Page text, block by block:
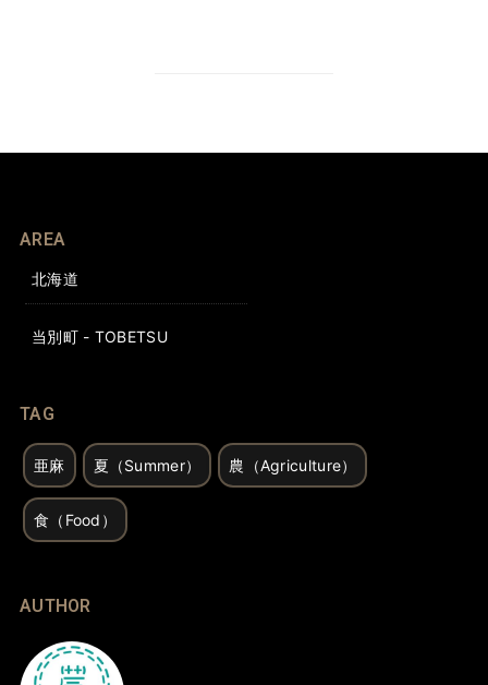
AREA
北海道
当別町 - TOBETSU
TAG
亜麻 夏（Summer） 農（Agriculture）
食（Food）
AUTHOR